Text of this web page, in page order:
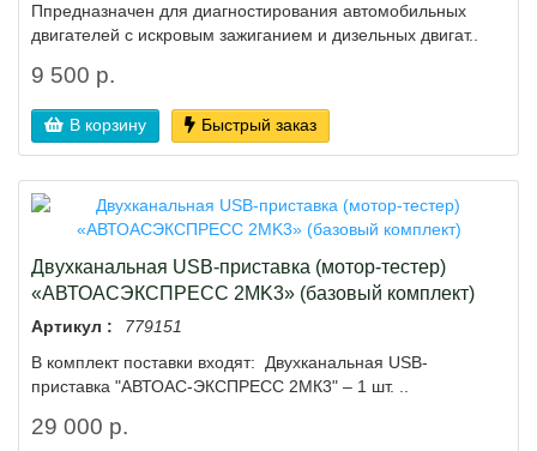
Ппредназначен для диагностирования автомобильных
двигателей с искровым зажиганием и дизельных двигат..
9 500 р.
В корзину Быстрый заказ
Двухканальная USB-приставка (мотор-тестер)
«АВТОАСЭКСПРЕСС 2МK3» (базовый комплект)
Артикул :
779151
В комплект поставки входят: Двухканальная USB-
приставка "АВТОАС-ЭКСПРЕСС 2МК3" – 1 шт. ..
29 000 р.